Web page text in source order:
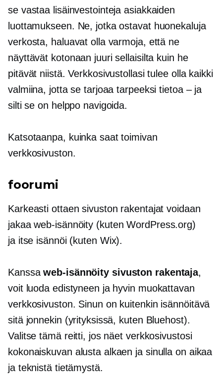
se vastaa lisäinvestointeja asiakkaiden
luottamukseen. Ne, jotka ostavat huonekaluja
verkosta, haluavat olla varmoja, että ne
näyttävät kotonaan juuri sellaisilta kuin he
pitävät niistä. Verkkosivustollasi tulee olla kaikki
valmiina, jotta se tarjoaa tarpeeksi tietoa – ja
silti se on helppo navigoida.
Katsotaanpa, kuinka saat toimivan
verkkosivuston.
foorumi
Karkeasti ottaen sivuston rakentajat voidaan
jakaaweb-isännöity (kuten WordPress.org)
ja itse isännöi(kuten Wix).
Kanssaweb-isännöity sivuston rakentaja,
voit luoda edistyneen ja hyvin muokattavan
verkkosivuston. Sinun on kuitenkin isännöitävä
sitä jonnekin (yrityksissä, kuten Bluehost).
Valitse tämä reitti, jos näet verkkosivustosi
kokonaiskuvan alusta alkaen ja sinulla on aikaa
ja teknistä tietämystä.